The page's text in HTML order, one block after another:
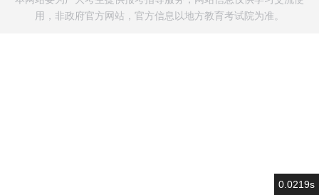
用，非政府官方网站，官方信息以地方教育考试院为准。
0.0219s